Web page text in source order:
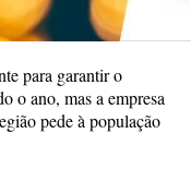
para garantir o
o ano, mas a empresa
pede à população